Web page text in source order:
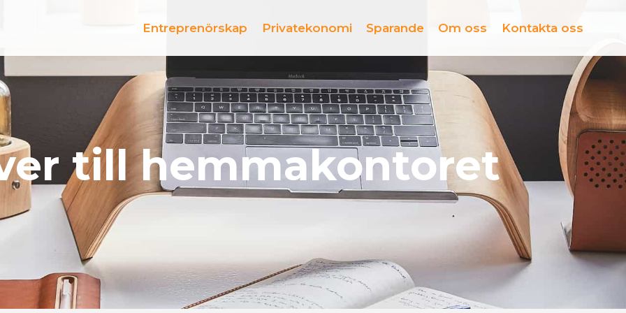
Entreprenörskap Privatekonomi Sparande Om oss Kontakta oss
till hemmakontoret